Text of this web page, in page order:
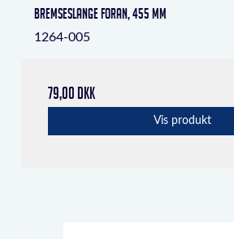
Bremseslange foran, 455 mm
1264-005
79,00 DKK
Vis produkt